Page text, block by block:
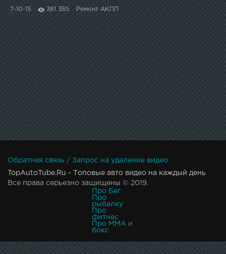
7-10-15 381 385 Ремонт АКПП
Обратная связь / Запрос на удаление видео
TopAutoTube.Ru - Топовые авто видео на каждый день
Все права серьезно защищены © 2019.
Про Бег
Про
рыбалку
Про
фитнес
Про MMA и
бокс